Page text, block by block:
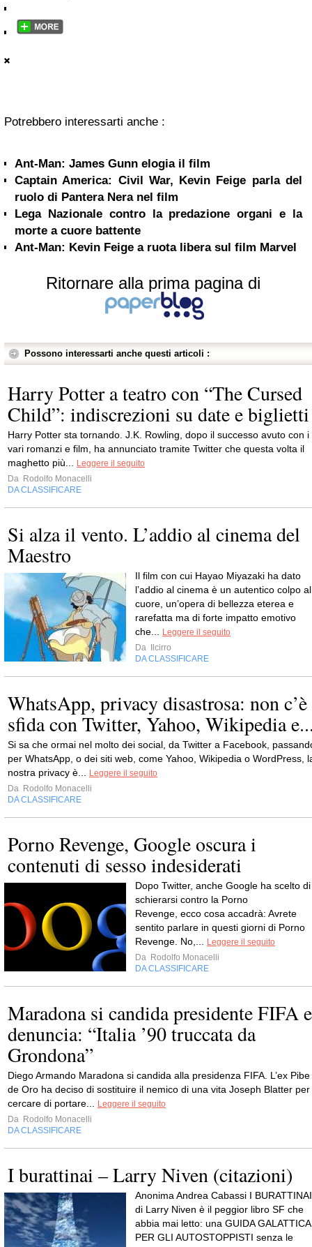
Potrebbero interessarti anche :
Ant-Man: James Gunn elogia il film
Captain America: Civil War, Kevin Feige parla del
ruolo di Pantera Nera nel film
Lega Nazionale contro la predazione organi e la
morte a cuore battente
Ant-Man: Kevin Feige a ruota libera sul film Marvel
Ritornare alla prima pagina di
Possono interessarti anche questi articoli :
Harry Potter a teatro con “The Cursed
Child”: indiscrezioni su date e biglietti
Harry Potter sta tornando. J.K. Rowling, dopo il successo avuto con i
vari romanzi e film, ha annunciato tramite Twitter che questa volta il
maghetto più... Leggere il seguito
Da Rodolfo Monacelli
DA CLASSIFICARE
Si alza il vento. L’addio al cinema del
Maestro
Il film con cui Hayao Miyazaki ha dato
l’addio al cinema è un autentico colpo al
cuore, un’opera di bellezza eterea e
rarefatta ma di forte impatto emotivo
che... Leggere il seguito
Da
Ilcirro
DA CLASSIFICARE
WhatsApp, privacy disastrosa: non c’è
sfida con Twitter, Yahoo, Wikipedia
Si sa che ormai nel molto dei social, da Twitter a Facebook,
per WhatsApp, o dei siti web, come Yahoo, Wikipedia o WordPress,
nostra privacy è... Leggere il seguito
Da Rodolfo Monacelli
DA CLASSIFICARE
Porno Revenge, Google oscura i
contenuti di sesso indesiderati
Dopo Twitter, anche Google ha scelto di
schierarsi contro la Porno
Revenge, ecco cosa accadrà: Avrete
sentito parlare in questi giorni di Porno
Revenge. No,... Leggere il seguito
Da Rodolfo Monacelli
DA CLASSIFICARE
Maradona si candida presidente FIFA e
denuncia: “Italia ’90 truccata da
Grondona”
Diego Armando Maradona si candida alla presidenza FIFA. L’ex Pibe
de Oro ha deciso di sostituire il nemico di una vita Joseph Blatter per
cercare di portare... Leggere il seguito
Da Rodolfo Monacelli
DA CLASSIFICARE
I burattinai – Larry Niven (citazioni)
Anonima Andrea Cabassi I BURATTINAI
di Larry Niven è il peggior libro SF che
abbia mai letto: una GUIDA GALATTICA
PER GLI AUTOSTOPPISTI senza le